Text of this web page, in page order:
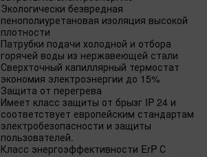
Экологически безвредная
пенополиуретановая изоляция высокой
плотности
Патрубки подачи холодной и отбора
горячей воды из нержавеющей стали
Сверхточный капиллярный термостат
экономия электроэнергии до 15%
Защита от перегрева
Имеет класс защиты от брызг IP 24 и
соответствует европейским стандартам
электробезопасности и защиты
пользователей.
Класс энергоэффективности ErP С